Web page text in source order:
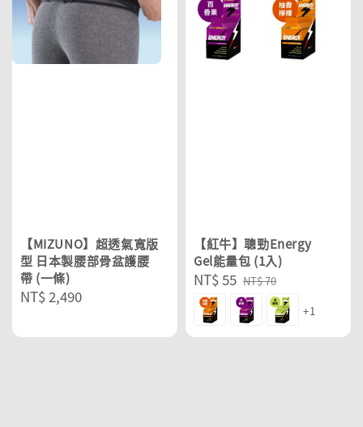
【MIZUNO】超透氣寬版
型 日本製腰部骨盆護腰
帶 (一條)
Regular
NT$ 2,490
【紅牛】聰勁Energy
Gel能量包 (1入)
Sale
price
NT$ 55 Regular
price
NT$ 70
+1